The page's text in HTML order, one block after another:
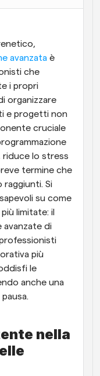
chiamate
e aggiornamenti
più persone
qualcosa
avanzata è
che
i propri
organizzare
e progetti non
cruciale
riduce lo stress
termine che
raggiunti. Si
su come
limitate: il
avanzate di
più
le
anche una
nella